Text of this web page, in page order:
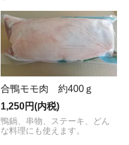
合鴨モモ肉 約400ｇ
1,250円(内税)
鴨鍋、串物、ステーキ、どん
な料理にも使えます。